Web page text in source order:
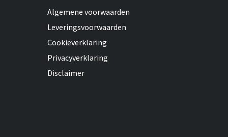
Algemene voorwaarden
Leveringsvoorwaarden
Cookieverklaring
Privacyverklaring
Disclaimer